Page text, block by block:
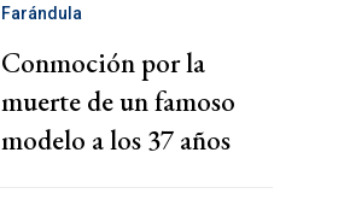
Farándula
Conmoción por la
muerte de un famoso
modelo a los 37 años